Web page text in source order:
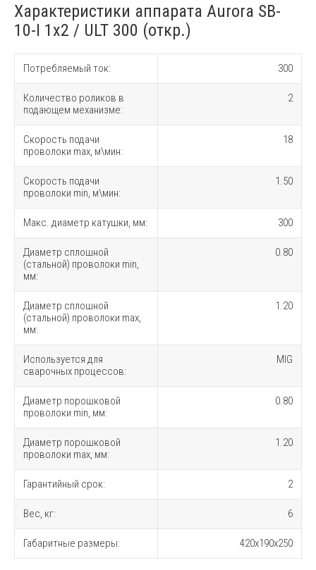
Характеристики аппарата Aurora SB-
10-I 1x2 / ULT 300 (откр.)
Потребляемый ток: 300
Количество роликов в
подающем механизме:
2
Скорость подачи
проволоки max, м\мин:
18
Скорость подачи
проволоки min, м\мин:
1.50
Макс. диаметр катушки, мм: 300
Диаметр сплошной
(стальной) проволоки min,
мм:
0.80
Диаметр сплошной
(стальной) проволоки max,
мм:
1.20
Используется для
сварочных процессов:
MIG
Диаметр порошковой
проволоки min, мм:
0.80
Диаметр порошковой
проволоки max, мм:
1.20
Гарантийный срок: 2
Вес, кг: 6
Габаритные размеры: 420x190x250